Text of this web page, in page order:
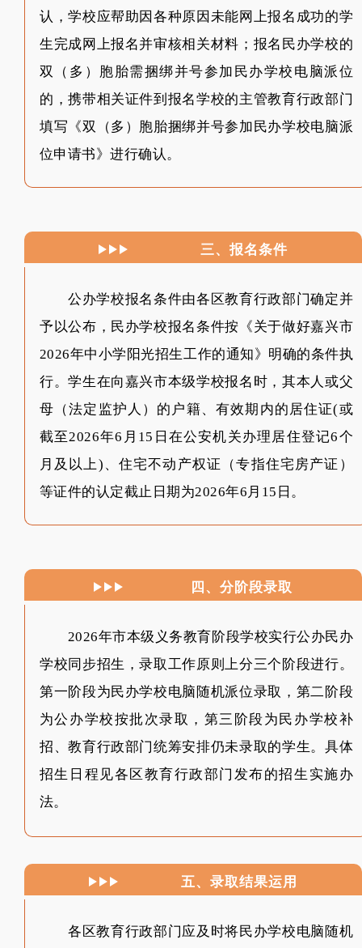
认，学校应帮助因各种原因未能网上报名成功的学
生完成网上报名并审核相关材料；报名民办学校的
双（多）胞胎需捆绑并号参加民办学校电脑派位
的，携带相关证件到报名学校的主管教育行政部门
填写《双（多）胞胎捆绑并号参加民办学校电脑派
位申请书》进行确认。
三、报名条件
公办学校报名条件由各区教育行政部门确定并
予以公布，民办学校报名条件按《关于做好嘉兴市
2026年中小学阳光招生工作的通知》明确的条件执
行。学生在向嘉兴市本级学校报名时，其本人或父
母（法定监护人）的户籍、有效期内的居住证(或
截至2026年6月15日在公安机关办理居住登记6个
月及以上)、住宅不动产权证（专指住宅房产证）
等证件的认定截止日期为2026年6月15日。
四、分阶段录取
2026年市本级义务教育阶段学校实行公办民办
学校同步招生，录取工作原则上分三个阶段进行。
第一阶段为民办学校电脑随机派位录取，第二阶段
为公办学校按批次录取，第三阶段为民办学校补
招、教育行政部门统筹安排仍未录取的学生。具体
招生日程见各区教育行政部门发布的招生实施办
法。
五、录取结果运用
各区教育行政部门应及时将民办学校电脑随机